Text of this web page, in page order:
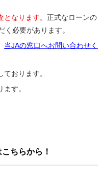
なります。 正式なローンの
く必要があります。
当JAの窓口へお問い合わせく
おります。
す。
ちらから！